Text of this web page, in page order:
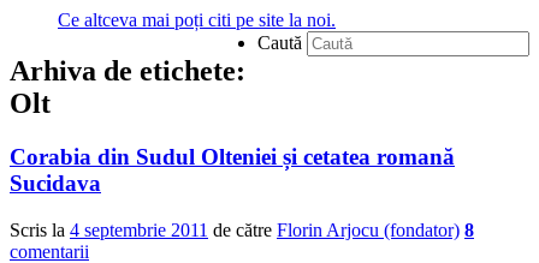
Ce altceva mai poți citi pe site la noi.
Caută
Arhiva de etichete:
Olt
Corabia din Sudul Olteniei și cetatea romană
Sucidava
Scris la 4 septembrie 2011 de către Florin Arjocu (fondator) 8
comentarii